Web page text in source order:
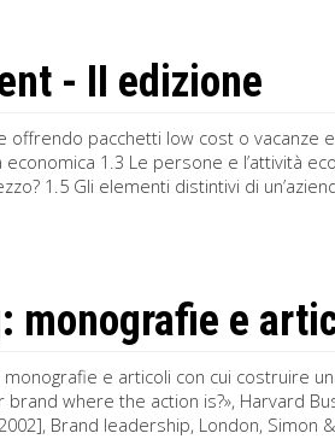
- II edizione
offrendo pacchetti low cost o
economica 1.3 Le persone e l’attività
1.5 Gli elementi distintivi di
monografie e
e articoli con cui costruire
brand where the action is?», Harvard
[2002], Brand leadership, London,